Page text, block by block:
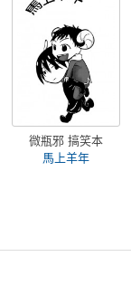
微瓶邪 搞笑本
馬上羊年